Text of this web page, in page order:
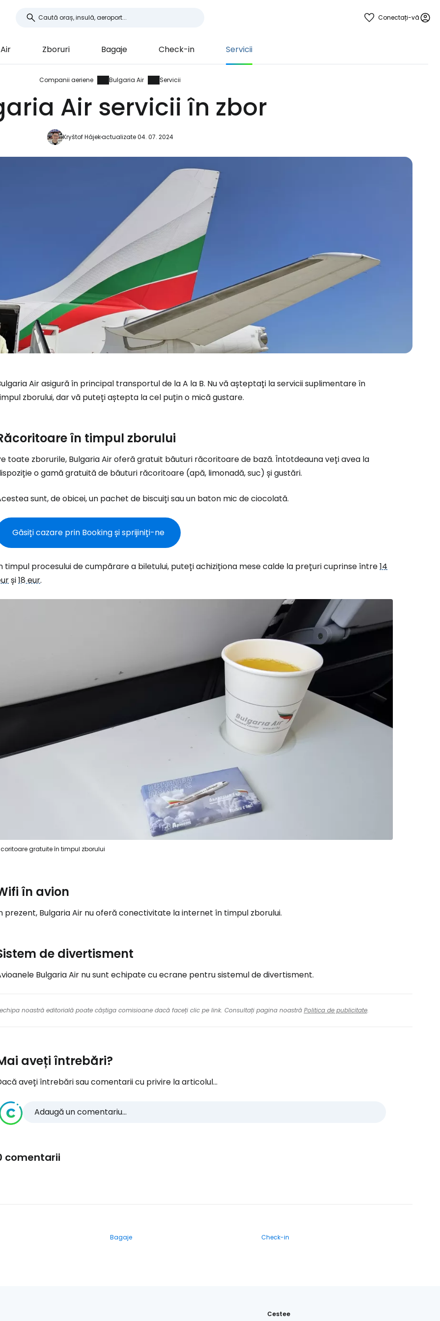
Conectați-vă
Zboruri Bagaje Check-in Servicii
Companii aeriene Bulgaria Air Servicii
Air servicii în zbor
Kryštof Hájekactualizate 04. 07. 2024
Air asigură în principal transportul de la A la B. Nu vă așteptați la servicii suplimentare în
zborului, dar vă puteți aștepta la cel puțin o mică gustare.
în timpul zborului
toate zborurile, Bulgaria Air oferă gratuit băuturi răcoritoare de bază. Întotdeauna veți avea la
o gamă gratuită de băuturi răcoritoare (apă, limonadă, suc) și gustări.
sunt, de obicei, un pachet de biscuiți sau un baton mic de ciocolată.
Găsiți cazare prin Booking și sprijiniți-ne
timpul procesului de cumpărare a biletului, puteți achiziționa mese calde la prețuri cuprinse între14
și18 eur.
gratuite în timpul zborului
în avion
prezent, Bulgaria Air nu oferă conectivitate la internet în timpul zborului.
de divertisment
Bulgaria Air nu sunt echipate cu ecrane pentru sistemul de divertisment.
noastră editorială poate câștiga comisioane dacă faceți clic pe link. Consultați pagina noastră Politica de publicitate.
aveți întrebări?
aveți întrebări sau comentarii cu privire la articolul...
Adaugă un comentariu...
comentarii
Bagaje Check-in
Cestee
Conectați-vă la Cestee
... comunitatea mondială a călătorilor
Continuați cu Google
Continuați cu Facebook
Continuați cu e-mailul